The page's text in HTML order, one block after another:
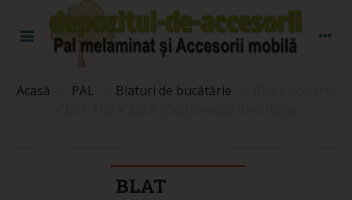
Acasă PAL Blaturi de bucătărie
BLAT